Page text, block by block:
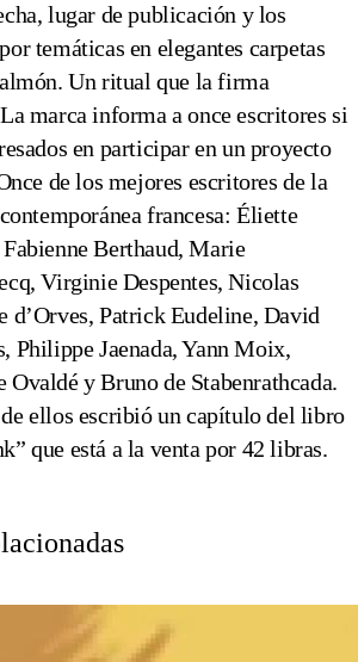
lugar de publicación y los
temáticas en elegantes carpetas
Un ritual que la firma
marca informa a once escritores si
en participar en un proyecto
de los mejores escritores de la
francesa: Éliette
Fabienne Berthaud, Marie
Virginie Despentes, Nicolas
d’Orves, Patrick Eudeline, David
Philippe Jaenada, Yann Moix,
Ovaldé y Bruno de Stabenrathcada.
ellos escribió un capítulo del libro
que está a la venta por 42 libras.